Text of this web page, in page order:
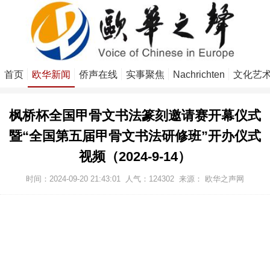
首页 欧华新闻 侨声在线 实事聚焦 Nachrichten 文化艺
枫桥杯全国甲骨文书法篆刻邀请赛开幕仪式
暨“全国第五届甲骨文书法研修班”开办仪式
视频（2024-9-14）
时间：2024-09-20 21:43:01 人气： 124302 来源： 欧华之声网